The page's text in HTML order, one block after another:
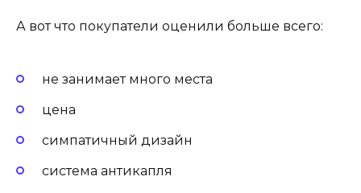
А вот что покупатели оценили больше всего:
не занимает много места
цена
симпатичный дизайн
система антикапля